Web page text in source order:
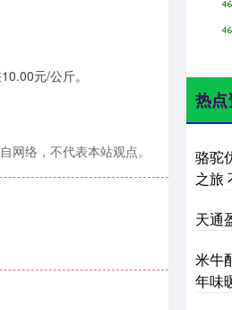
元/公斤。
网络，不代表本站观点。
热
骆驼
之旅
天通
米牛
年味